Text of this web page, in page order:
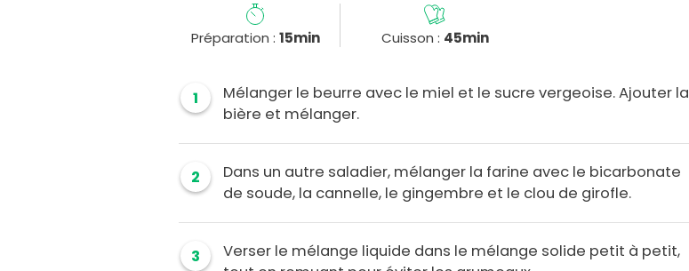
Préparation : 15min Cuisson : 45min
1
Mélanger le beurre avec le miel et le sucre vergeoise. Ajouter la
bière et mélanger.
2
Dans un autre saladier, mélanger la farine avec le bicarbonate
de soude, la cannelle, le gingembre et le clou de girofle.
3
Verser le mélange liquide dans le mélange solide petit à petit,